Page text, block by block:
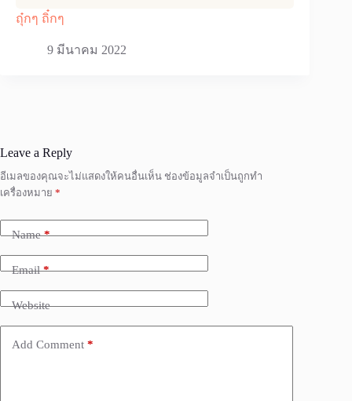
ถุ๋กๆ ถิ๋กๆ
9 มีนาคม 2022
Leave a Reply
อีเมลของคุณจะไม่แสดงให้คนอื่นเห็น ช่องข้อมูลจำเป็นถูกทำ
เครื่องหมาย *
Name*
Email*
Website
Add Comment *